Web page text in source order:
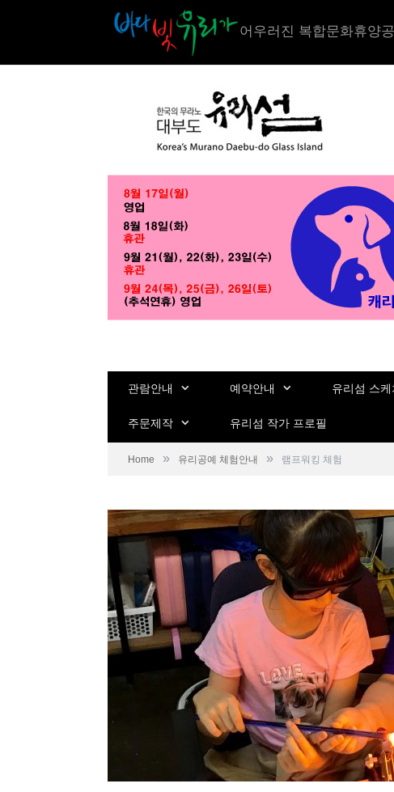
어우러진 복합문화휴양
관람안내 예약안내 유리섬 스케
주문제작 유리섬 작가 프로필
Home » 유리공예 체험안내 » 램프워킹 체험